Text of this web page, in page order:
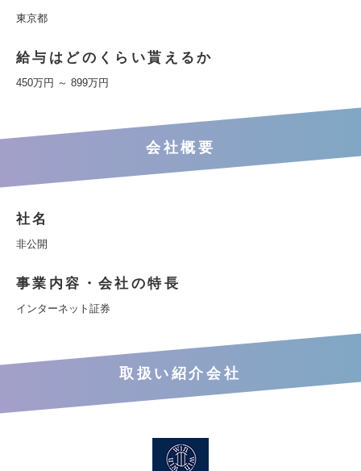
東京都
給与はどのくらい貰えるか
450万円 ～ 899万円
会社概要
社名
非公開
事業内容・会社の特長
インターネット証券
取扱い紹介会社